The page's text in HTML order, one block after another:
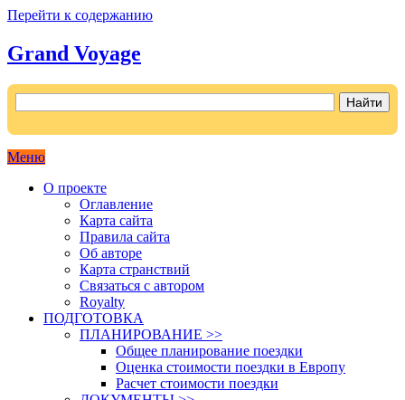
Перейти к содержанию
Grand Voyage
Меню
О проекте
Оглавление
Карта сайта
Правила сайта
Об авторе
Карта странствий
Связаться с автором
Royalty
ПОДГОТОВКА
ПЛАНИРОВАНИЕ >>
Общее планирование поездки
Оценка стоимости поездки в Европу
Расчет стоимости поездки